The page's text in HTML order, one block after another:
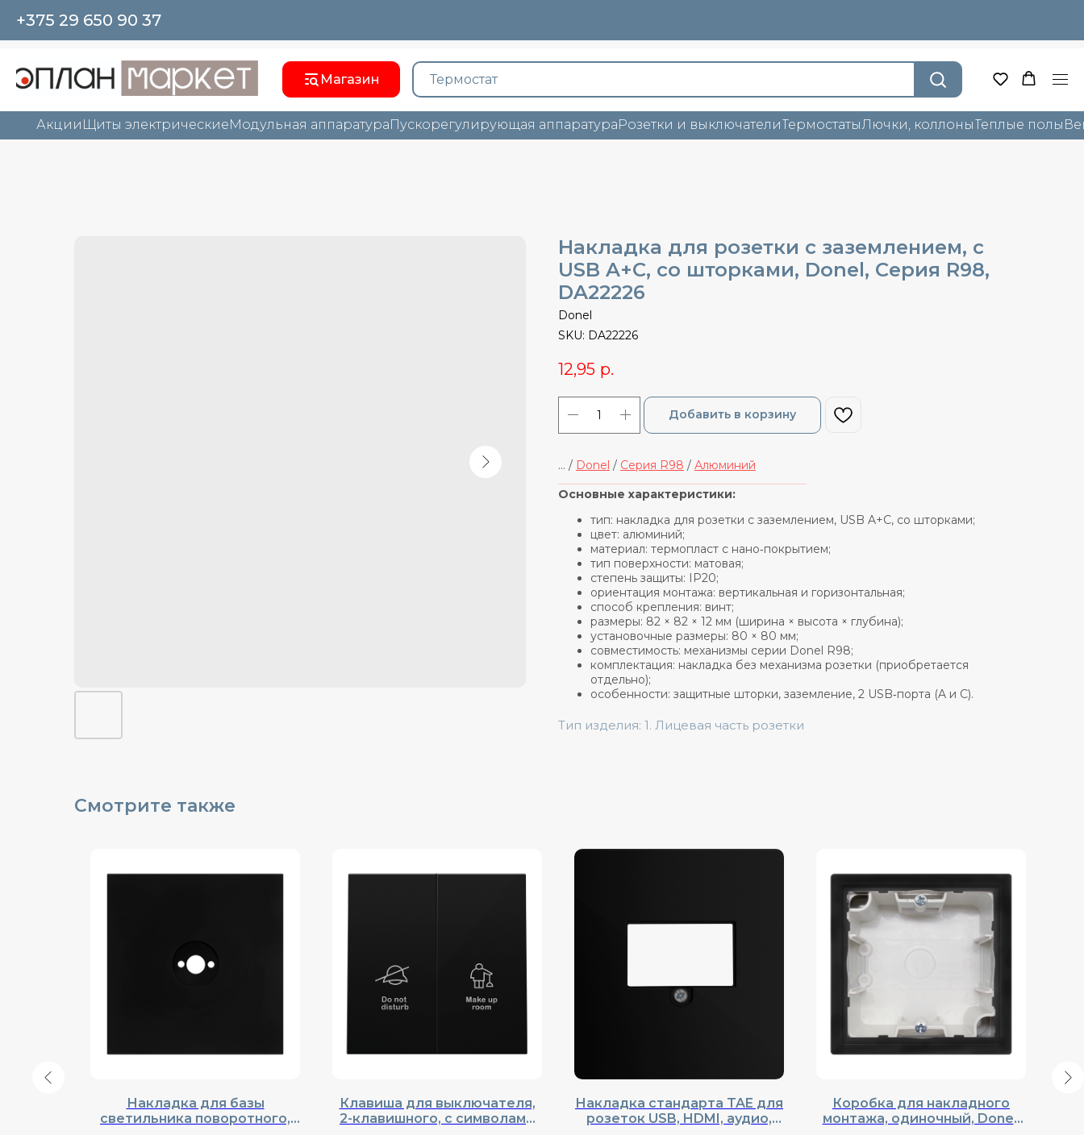
+375 29 650 90 37
Магазин
Акции Щиты электрическиеМодульная аппаратураПускорегулирующая аппаратураРозетки и выключателиТермостатыЛючки, коллоныТеплые полы
Накладка для розетки с заземлением, с
USB A+C, со шторками, Donel, Cерия R98,
DA22226
Donel
SKU: DA22226
12,95 р.
Добавить в корзину
... / Donel / Cерия R98 / Алюминий
Основные характеристики:
тип: накладка для розетки с заземлением, USB A+C, со шторками;
цвет: алюминий;
материал: термопласт с нано‑покрытием;
тип поверхности: матовая;
степень защиты: IP20;
ориентация монтажа: вертикальная и горизонтальная;
способ крепления: винт;
размеры: 82 × 82 × 12 мм (ширина × высота × глубина);
установочные размеры: 80 × 80 мм;
совместимость: механизмы серии Donel R98;
комплектация: накладка без механизма розетки (приобретается
отдельно);
особенности: защитные шторки, заземление, 2 USB‑порта (A и C).
Тип изделия: 1. Лицевая часть розетки
Смотрите также
Накладка для базы
светильника поворотного,
Клавиша для выключателя,
2-клавишного, с символами
Накладка стандарта TAE для
розеток USB, HDMI, аудио,
Коробка для накладного
монтажа, одиночный, Donel,